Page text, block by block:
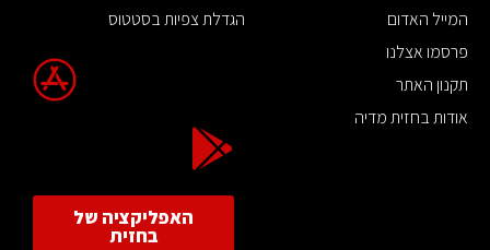
המייל האדום
פרסמו אצלנו
תקנון האתר
אודות בחזית מדיה
הגדלת צפיות בסטטוס
האפליקציה של
בחזית